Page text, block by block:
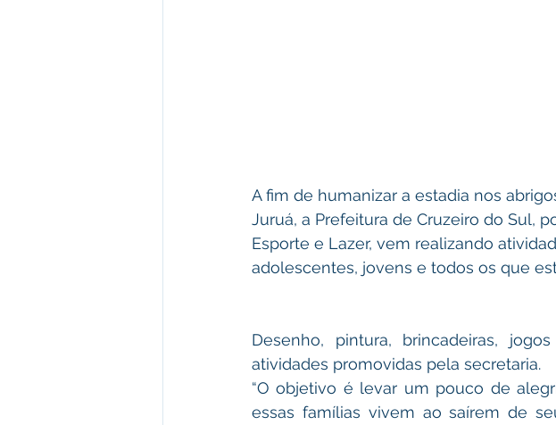
A fim de humanizar a estadia nos
Juruá, a Prefeitura de Cruzeiro do Sul,
Esporte e Lazer, vem realizando
adolescentes, jovens e todos os que
Desenho, pintura, brincadeiras,
atividades promovidas pela secretaria.
“O objetivo é levar um pouco de
essas famílias vivem ao saírem de